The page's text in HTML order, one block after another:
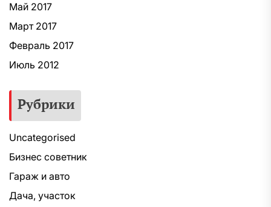
Май 2017
Март 2017
Февраль 2017
Июль 2012
Рубрики
Uncategorised
Бизнес советник
Гараж и авто
Дача, участок